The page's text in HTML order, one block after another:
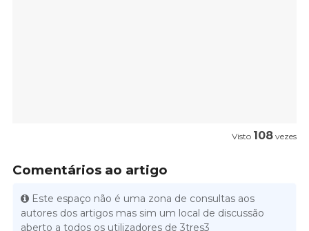
Visto 108 vezes
Comentários ao artigo
Este espaço não é uma zona de consultas aos
autores dos artigos mas sim um local de discussão
aberto a todos os utilizadores de 3tres3